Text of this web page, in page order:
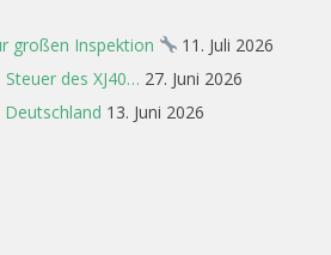
großen Inspektion
11. Juli 2026
des XJ40… 27. Juni 2026
13. Juni 2026